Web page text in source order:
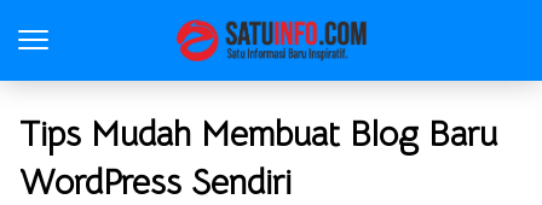
Tips Mudah Membuat Blog Baru
WordPress Sendiri